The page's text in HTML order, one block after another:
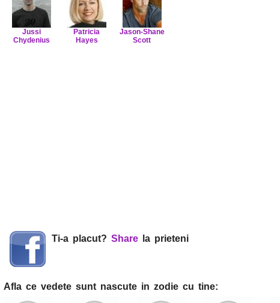
Jussi
Chydenius
Patricia
Hayes
Jason-Shane
Scott
Ti-a placut? Share la prieteni
Afla ce vedete sunt nascute in zodie cu tine: